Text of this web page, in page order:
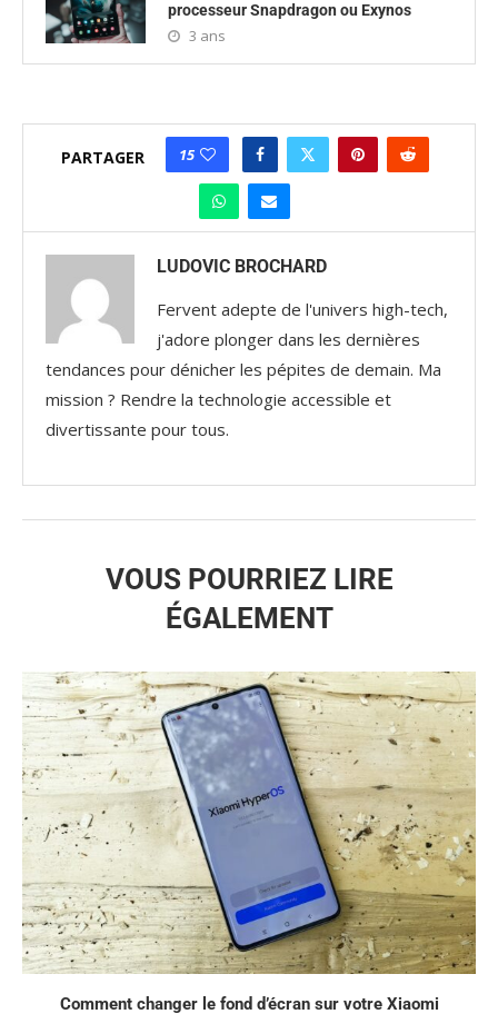
processeur Snapdragon ou Exynos
3 ans
PARTAGER 15
LUDOVIC BROCHARD
Fervent adepte de l'univers high-tech,
j'adore plonger dans les dernières
tendances pour dénicher les pépites de demain. Ma
mission ? Rendre la technologie accessible et
divertissante pour tous.
VOUS POURRIEZ LIRE
ÉGALEMENT
Comment changer le fond d’écran sur votre Xiaomi